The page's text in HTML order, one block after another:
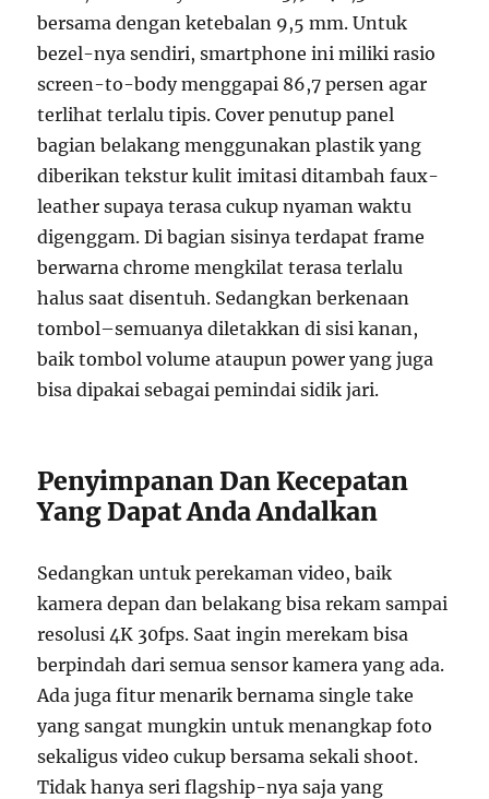
bersama dengan ketebalan 9,5 mm. Untuk
bezel-nya sendiri, smartphone ini miliki rasio
screen-to-body menggapai 86,7 persen agar
terlihat terlalu tipis. Cover penutup panel
bagian belakang menggunakan plastik yang
diberikan tekstur kulit imitasi ditambah faux-
leather supaya terasa cukup nyaman waktu
digenggam. Di bagian sisinya terdapat frame
berwarna chrome mengkilat terasa terlalu
halus saat disentuh. Sedangkan berkenaan
tombol–semuanya diletakkan di sisi kanan,
baik tombol volume ataupun power yang juga
bisa dipakai sebagai pemindai sidik jari.
Penyimpanan Dan Kecepatan
Yang Dapat Anda Andalkan
Sedangkan untuk perekaman video, baik
kamera depan dan belakang bisa rekam sampai
resolusi 4K 30fps. Saat ingin merekam bisa
berpindah dari semua sensor kamera yang ada.
Ada juga fitur menarik bernama single take
yang sangat mungkin untuk menangkap foto
sekaligus video cukup bersama sekali shoot.
Tidak hanya seri flagship-nya saja yang